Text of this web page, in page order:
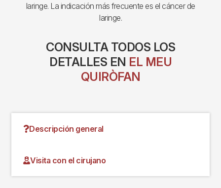
laringe. La indicación más frecuente es el cáncer de
laringe.
CONSULTA TODOS LOS
DETALLES EN EL MEU
QUIRÒFAN
Descripción general
Visita con el cirujano